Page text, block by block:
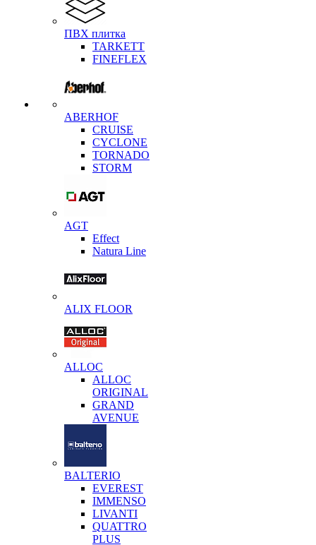
ПВХ плитка
TARKETT
FINEFLEX
ABERHOF
CRUISE
CYCLONE
TORNADO
STORM
AGT
Effect
Natura Line
ALIX FLOOR
ALLOC
ALLOC
ORIGINAL
GRAND
AVENUE
BALTERIO
EVEREST
IMMENSO
LIVANTI
QUATTRO
PLUS